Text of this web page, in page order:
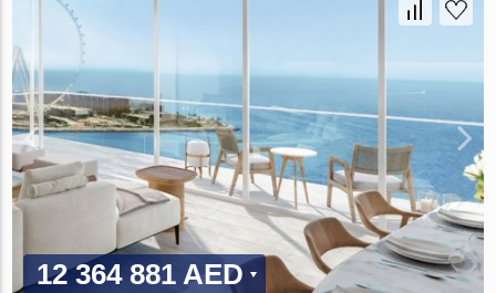
12 364 881 AED